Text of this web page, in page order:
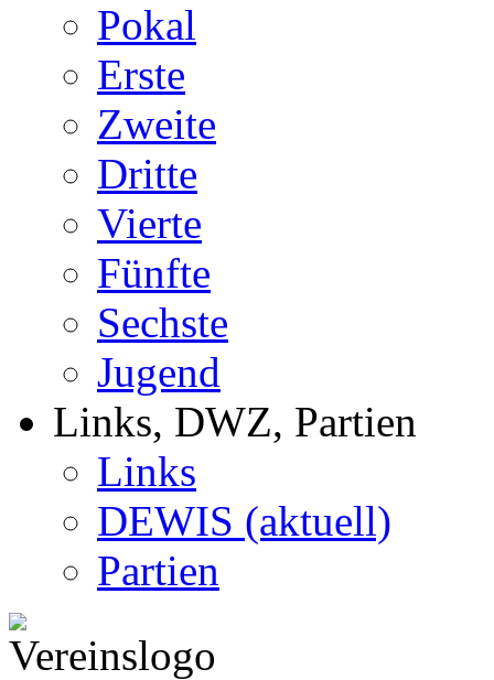
Pokal
Erste
Zweite
Dritte
Vierte
Fünfte
Sechste
Jugend
Links, DWZ, Partien
Links
DEWIS (aktuell)
Partien